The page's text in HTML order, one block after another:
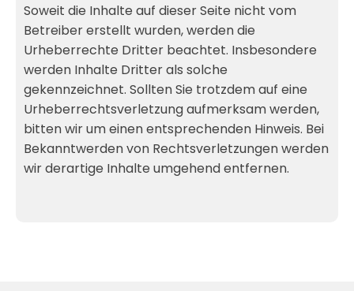
Soweit die Inhalte auf dieser Seite nicht vom
Betreiber erstellt wurden, werden die
Urheberrechte Dritter beachtet. Insbesondere
werden Inhalte Dritter als solche
gekennzeichnet. Sollten Sie trotzdem auf eine
Urheberrechtsverletzung aufmerksam werden,
bitten wir um einen entsprechenden Hinweis. Bei
Bekanntwerden von Rechtsverletzungen werden
wir derartige Inhalte umgehend entfernen.